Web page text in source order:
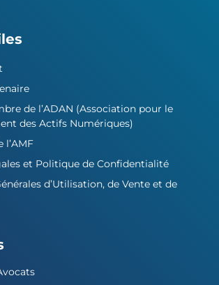
de l’ADAN (Association pour le
des Actifs Numériques)
l’AMF
et Politique de Confidentialité
d’Utilisation, de Vente et de